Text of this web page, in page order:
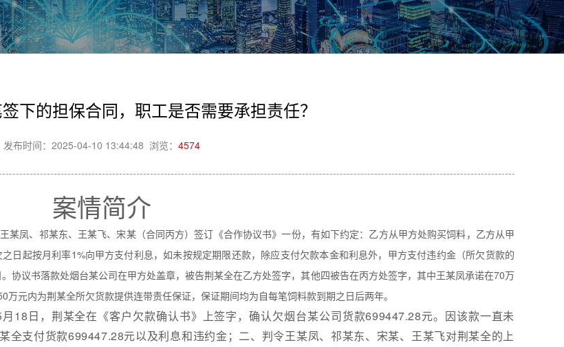
下的担保合同，职工是否需要承担责任？
发布时间：2025-04-10 13:44:48 浏览： 4574
案情简介
凤、祁某东、王某飞、宋某（合同丙方）签订《合作协议书》一份，有如下约定：乙方从甲方处购买饲料，乙方从甲
日起按月利率1%向甲方支付利息，如未按规定期限还款，除应支付欠款本金和利息外，甲方支付违约金（所欠货款的
协议书落款处烟台某公司在甲方处盖章，被告荆某全在乙方处签字，其他四被告在丙方处签字，其中王某凤承诺在70万
元内为荆某全所欠货款提供连带责任保证，保证期间均为自每笔饲料款到期之日后两年。
18日，荆某全在《客户欠款确认书》上签字，确认欠烟台某公司货款699447.28元。因该款一直未
全支付货款699447.28元以及利息和违约金；二、判令王某凤、祁某东、宋某、王某飞对荆某全的上